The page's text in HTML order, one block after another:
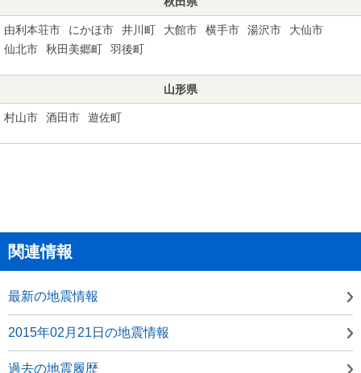
由利本荘市 にかほ市 井川町 大館市 横手市 湯沢市
大仙市
仙北市
秋田美郷町 羽後町
山形県
村山市 酒田市 遊佐町
関連情報
最新の地震情報
2015年02月21日の地震情報
過去の地震履歴